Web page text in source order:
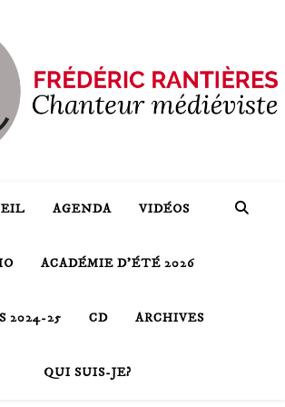
AGENDA VIDÉOS
ACADÉMIE D’ÉTÉ 2026
2024-25 CD ARCHIVES
QUI SUIS-JE?